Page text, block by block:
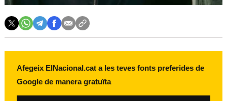
Afegeix ElNacional.cat a les teves fonts preferides de
Google de manera gratuïta